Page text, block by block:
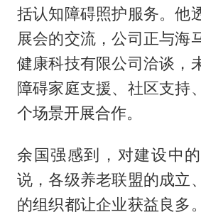
括认知障碍照护服务。他
展会的交流，公司正与海
健康科技有限公司洽谈，
障碍家庭支援、社区支持
个场景开展合作。
余国强感到，对建设中
说，各级养老联盟的成立
的组织都让企业获益良多